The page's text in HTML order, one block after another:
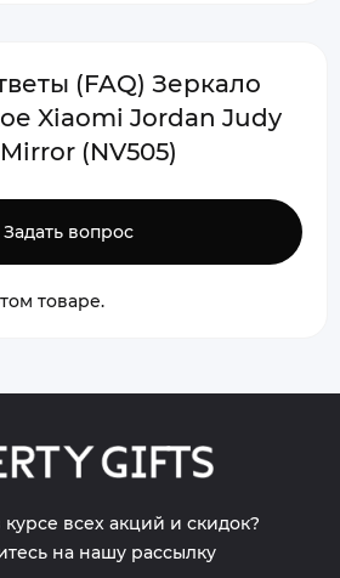
(FAQ) Зеркало
Xiaomi Jordan Judy
(NV505)
Задать вопрос
товаре.
курсе всех акций и скидок?
на нашу рассылку